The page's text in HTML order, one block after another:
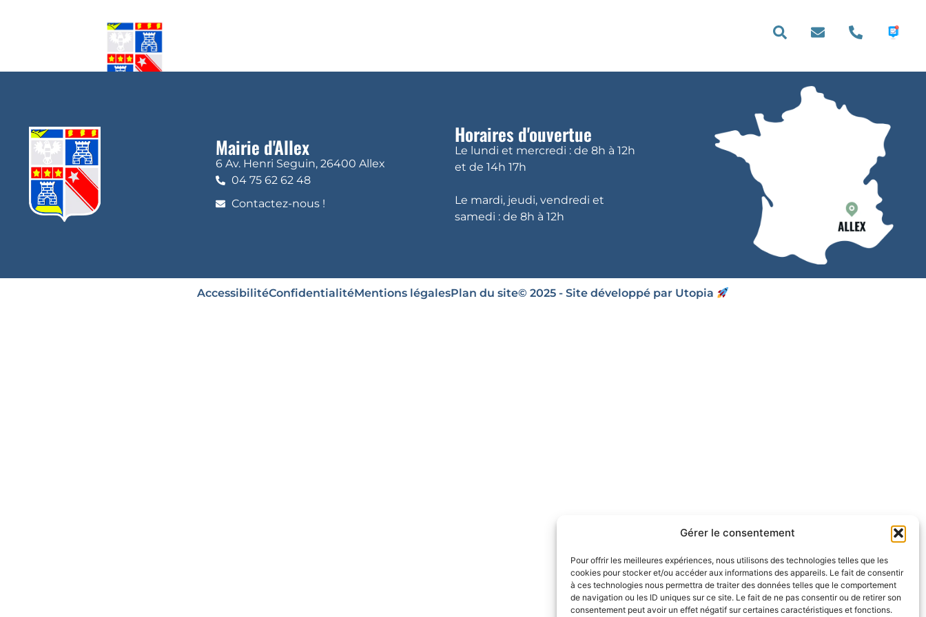
Gérer le consentement
Pour offrir les meilleures expériences, nous utilisons des technologies telles que les
cookies pour stocker et/ou accéder aux informations des appareils. Le fait de consentir
à ces technologies nous permettra de traiter des données telles que le comportement
de navigation ou les ID uniques sur ce site. Le fait de ne pas consentir ou de retirer son
consentement peut avoir un effet négatif sur certaines caractéristiques et fonctions.
Mairie d'Allex
6 Av. Henri Seguin, 26400 Allex
04 75 62 62 48
Contactez-nous !
Horaires d'ouvertue
Le lundi et mercredi : de 8h à 12h
et de 14h 17h
Le mardi, jeudi, vendredi et
samedi : de 8h à 12h
AccessibilitéConfidentialitéMentions légalesPlan du site© 2025 - Site développé par Utopia